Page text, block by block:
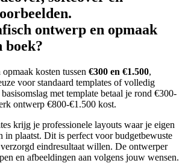
ontwerp en opmaak
boek?
kosten tussen €300 en €1.500,
voor standaard templates of volledig
met template betaal je rond €300-
ontwerp €800-€1.500 kost.
krijg je professionele layouts waar je eigen
in plaatst. Dit is perfect voor budgetbewuste
eindresultaat willen. De ontwerper
en afbeeldingen aan volgens jouw wensen.